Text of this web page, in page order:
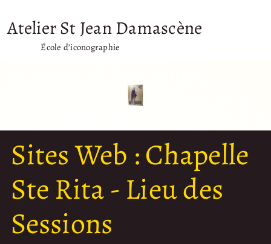
Atelier St Jean Damascène
École d’iconographie
Sites Web :Chapelle
Ste Rita - Lieu des
Sessions